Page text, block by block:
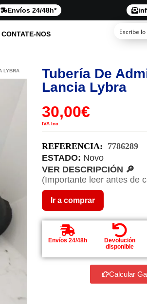
Envíos 24/48h*
CONTATE-NOS
LYBRA
Tubería De
Lancia Lybra
30,00€
IVA Inc.
REFERENCIA: 7786289
ESTADO: Novo
VER DESCRIPCIÓN 🔎
(Importante leer antes de
Ir a comprar
Envíos 24/48h
Devolución
disponible
Calcular